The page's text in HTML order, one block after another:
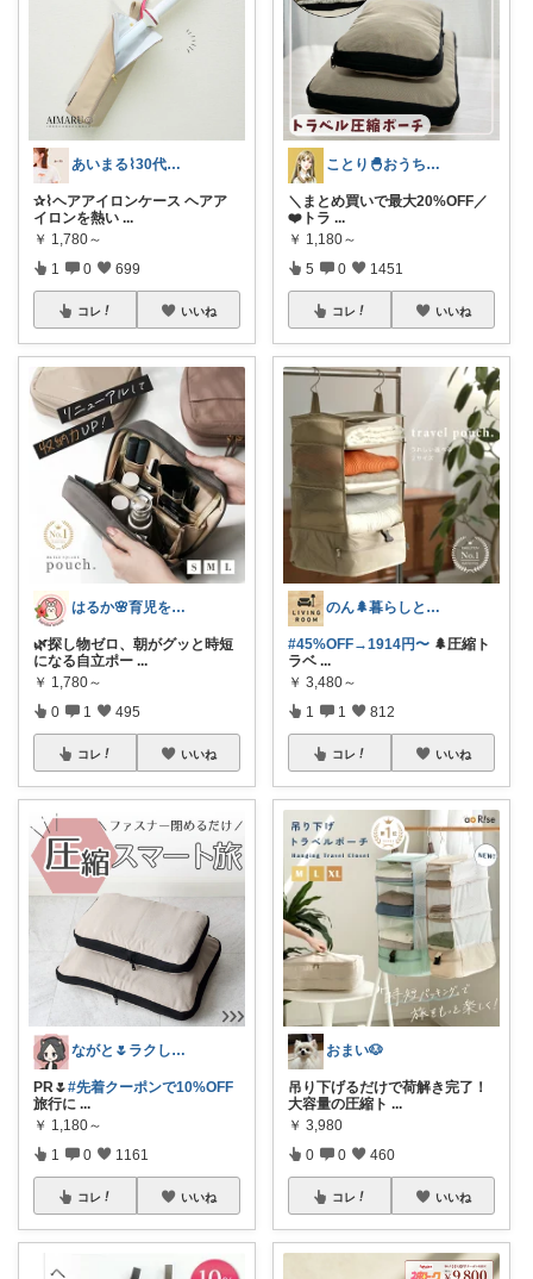
あいまる⌇30代ワーママの暮らしと育児
✰⌇ヘアアイロンケース ヘアア
イロンを熱い ...
￥ 1,780～
1 0 699
コレ いいね
はるか🌸育児をラクに、もっと楽しく♪
🌿探し物ゼロ、朝がグッと時短
になる自立ポー ...
￥ 1,780～
0 1 495
コレ いいね
ながと🌷ラクしてときめく暮らし
PR🌷#先着クーポンで10%OFF
旅行に ...
￥ 1,180～
1 0 1161
コレ いいね
ことり🐣おうち時間快適＆UV対策
＼まとめ買いで最大20%OFF／
❤️トラ ...
￥ 1,180～
5 0 1451
コレ いいね
のん🌲暮らしと家具
#45%OFF→1914円〜 🌲圧縮ト
ラベ ...
￥ 3,480～
1 1 812
コレ いいね
おまい🐶
吊り下げるだけで荷解き完了！
大容量の圧縮ト ...
￥ 3,980
0 0 460
コレ いいね